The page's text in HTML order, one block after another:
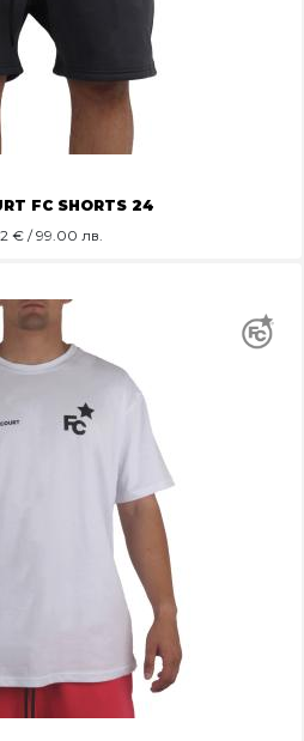
FC SHORTS 24
€ / 99.00 лв.